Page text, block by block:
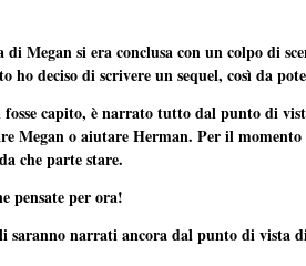
di Megan si era conclusa con un colpo di
ho deciso di scrivere un sequel, così da
fosse capito, è narrato tutto dal punto di
Megan o aiutare Herman. Per il momento
che parte stare.
pensate per ora!
narrati ancora dal punto di vista